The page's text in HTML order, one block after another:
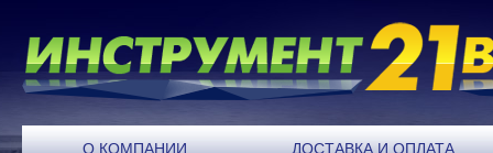
О КОМПАНИИ ДОСТАВКА И ОПЛАТА